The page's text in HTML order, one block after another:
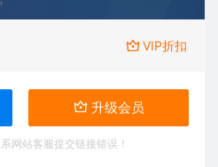
VIP折扣
升级会员
网站客服提交链接错误！